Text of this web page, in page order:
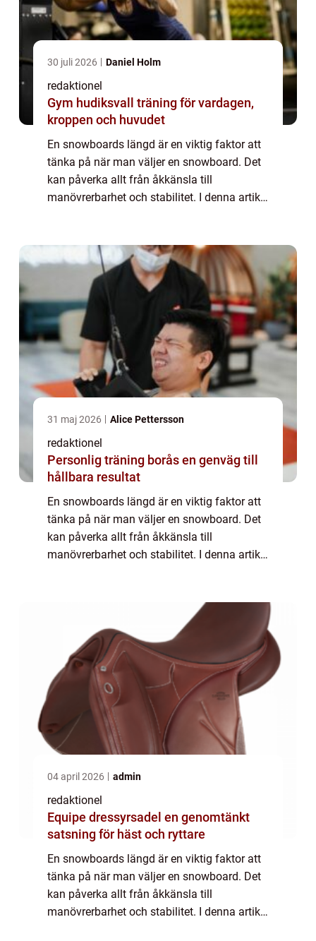
30 juli 2026 Daniel Holm
redaktionel
Gym hudiksvall träning för vardagen,
kroppen och huvudet
En snowboards längd är en viktig faktor att
tänka på när man väljer en snowboard. Det
kan påverka allt från åkkänsla till
manövrerbarhet och stabilitet. I denna artikel
viktigt...
31 maj 2026 Alice Pettersson
redaktionel
Personlig träning borås en genväg till
hållbara resultat
En snowboards längd är en viktig faktor att
tänka på när man väljer en snowboard. Det
kan påverka allt från åkkänsla till
manövrerbarhet och stabilitet. I denna artikel
04 april 2026 admin
redaktionel
Equipe dressyrsadel en genomtänkt
satsning för häst och ryttare
En snowboards längd är en viktig faktor att
tänka på när man väljer en snowboard. Det
kan påverka allt från åkkänsla till
manövrerbarhet och stabilitet. I denna artikel